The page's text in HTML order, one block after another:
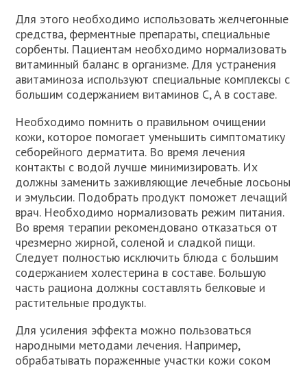
Для этого необходимо использовать желчегонные
средства, ферментные препараты, специальные
сорбенты. Пациентам необходимо нормализовать
витаминный баланс в организме. Для устранения
авитаминоза используют специальные комплексы с
большим содержанием витаминов C, A в составе.
Необходимо помнить о правильном очищении
кожи, которое помогает уменьшить симптоматику
себорейного дерматита. Во время лечения
контакты с водой лучше минимизировать. Их
должны заменить заживляющие лечебные лосьоны
и эмульсии. Подобрать продукт поможет лечащий
врач. Необходимо нормализовать режим питания.
Во время терапии рекомендовано отказаться от
чрезмерно жирной, соленой и сладкой пищи.
Следует полностью исключить блюда с большим
содержанием холестерина в составе. Большую
часть рациона должны составлять белковые и
растительные продукты.
Для усиления эффекта можно пользоваться
народными методами лечения. Например,
обрабатывать пораженные участки кожи соком